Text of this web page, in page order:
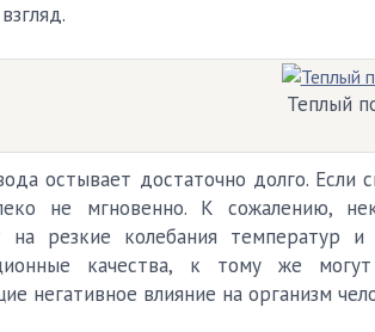
Теплый
остывает достаточно долго. Если
не мгновенно. К сожалению,
на резкие колебания температур
качества, к тому же
негативное влияние на организм